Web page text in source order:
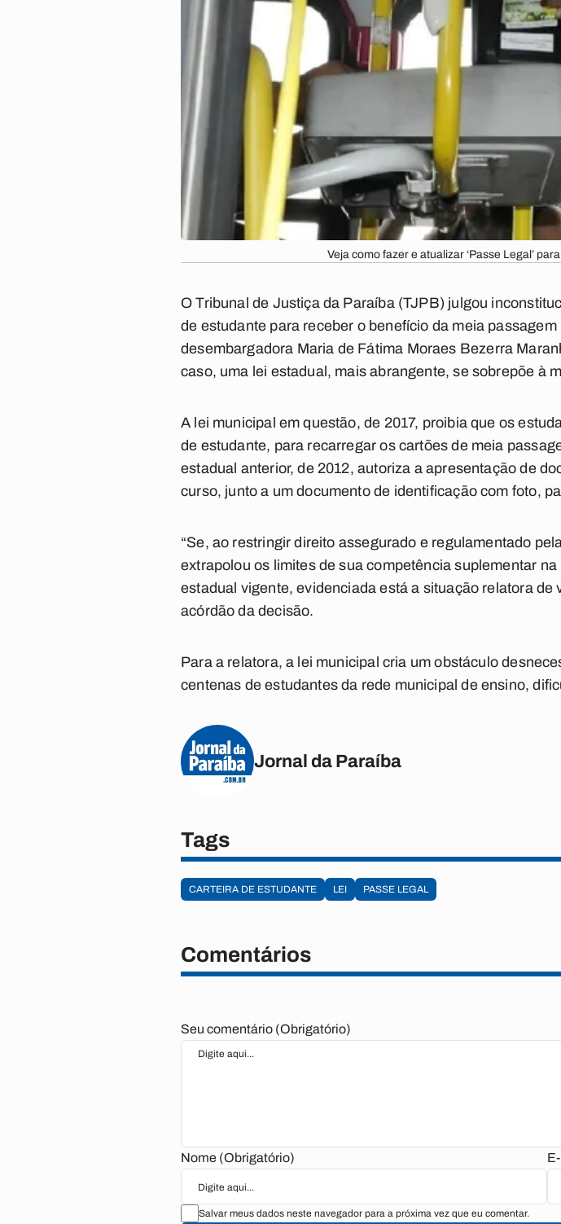
Veja como fazer e atualizar ‘Passe Legal’
O Tribunal de Justiça da Paraíba (TJPB) julgou
de estudante para receber o benefício da meia
desembargadora Maria de Fátima Moraes Bezerra
caso, uma lei estadual, mais abrangente, se sobrepõe à
A lei municipal em questão, de 2017, proibia que os
de estudante, para recarregar os cartões de meia
estadual anterior, de 2012, autoriza a apresentação de
curso, junto a um documento de identificação com foto,
“Se, ao restringir direito assegurado e regulamentado
extrapolou os limites de sua competência suplementar
estadual vigente, evidenciada está a situação relatora
acórdão da decisão.
Para a relatora, a lei municipal cria um obstáculo
centenas de estudantes da rede municipal de ensino,
Jornal da Paraíba
Tags
CARTEIRA DE ESTUDANTE LEI PASSE LEGAL
Comentários
Seu comentário (Obrigatório)
Nome (Obrigatório)
Salvar meus dados neste navegador para a próxima vez que eu comentar.